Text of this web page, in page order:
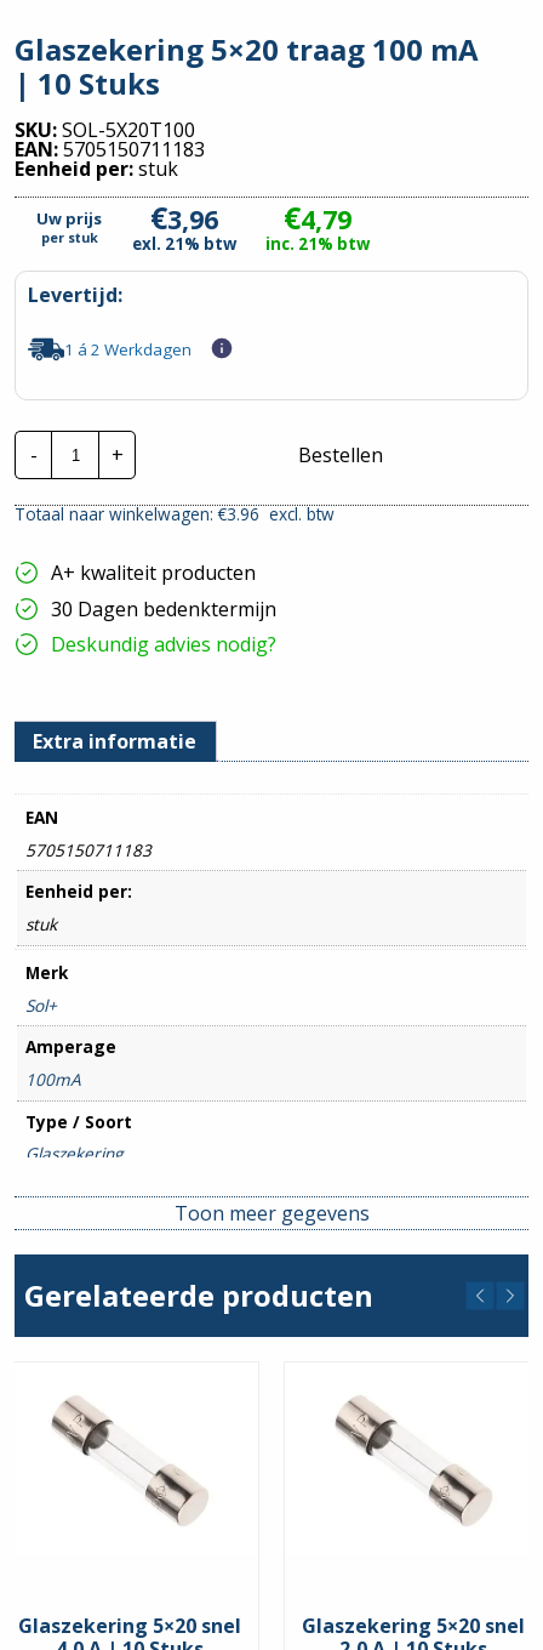
Glaszekering 5×20 traag 100 mA
| 10 Stuks
SKU:SOL-5X20T100
EAN:5705150711183
Eenheid per:stuk
Uw prijs
per stuk €3,96
exl. 21% btw
€4,79
inc. 21% btw
Levertijd:
1 á 2 Werkdagen
-
Glaszekering
5x20
traag
mA
10
Stuks
hoeveelheid
+ Bestellen
Totaal naar winkelwagen: €3.96excl. btw
A+ kwaliteit producten
30 Dagen bedenktermijn
Deskundig advies nodig?
Extra informatie
EAN
5705150711183
Eenheid per:
stuk
Merk
Sol+
Amperage
100mA
Type / Soort
Glaszekering
Uitsch. karakteristiek
T (traag)
Toon meer gegevens
Gerelateerde producten
Glaszekering 5×20 snel
Glaszekering 5×20 snel